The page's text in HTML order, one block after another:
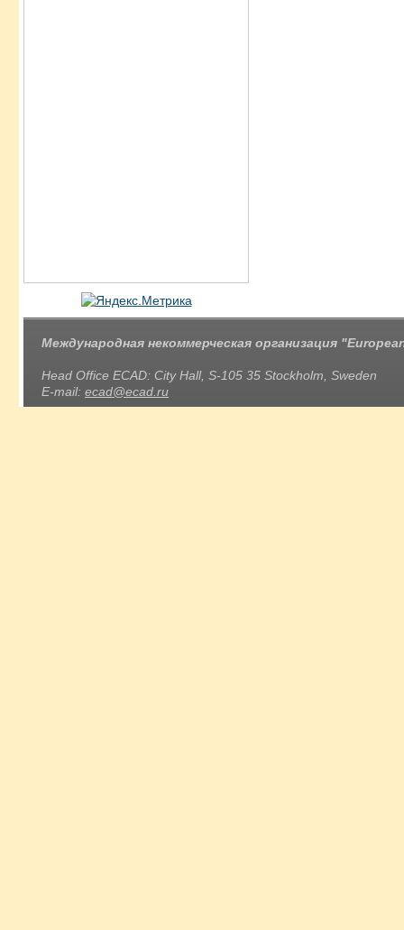
Международная некоммерческая организация
Head Office ECAD: City Hall, S-105 35 Stockholm, Sweden
E-mail: ecad@ecad.ru